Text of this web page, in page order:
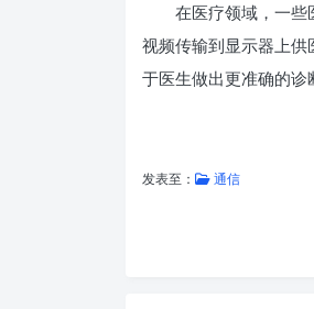
在医疗领域，一些医
视频传输到显示器上
于医生做出更准确的诊
发表至： 通信